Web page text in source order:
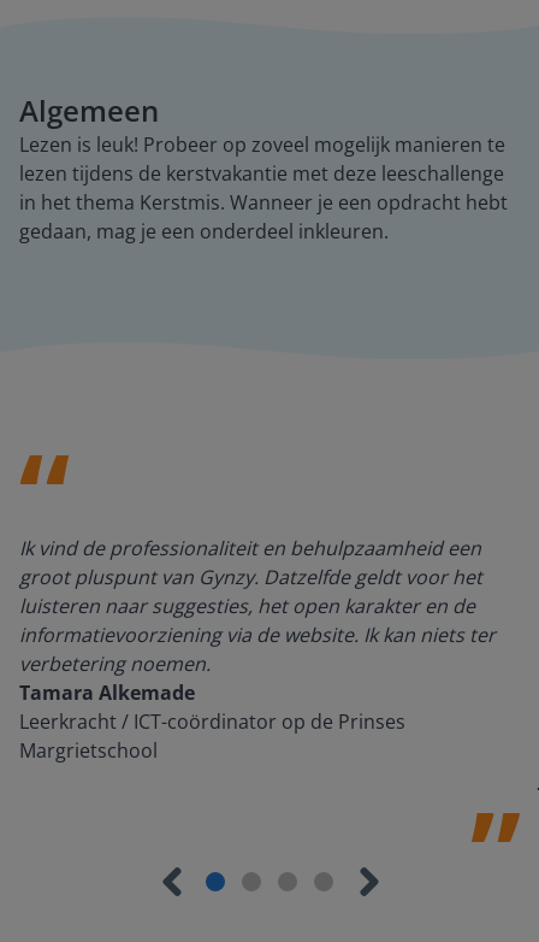
Algemeen
Lezen is leuk! Probeer op zoveel mogelijk manieren te
lezen tijdens de kerstvakantie met deze leeschallenge
in het thema Kerstmis. Wanneer je een opdracht hebt
gedaan, mag je een onderdeel inkleuren.
Ik vind de professionaliteit en behulpzaamheid een
groot pluspunt van Gynzy. Datzelfde geldt voor het
luisteren naar suggesties, het open karakter en de
informatievoorziening via de website. Ik kan niets ter
verbetering noemen.
Tamara Alkemade
Leerkracht / ICT-coördinator op de Prinses
Margrietschool